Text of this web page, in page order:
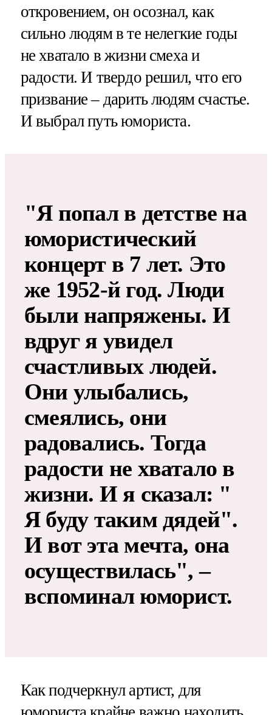
откровением, он осознал, как
сильно людям в те нелегкие годы
не хватало в жизни смеха и
радости. И твердо решил, что его
призвание – дарить людям счастье.
И выбрал путь юмориста.
"Я попал в детстве на
юмористический
концерт в 7 лет. Это
же 1952-й год. Люди
были напряжены. И
вдруг я увидел
счастливых людей.
Они улыбались,
смеялись, они
радовались. Тогда
радости не хватало в
жизни. И я сказал: "
Я буду таким дядей".
И вот эта мечта, она
осуществилась", –
вспоминал юморист.
Как подчеркнул артист, для